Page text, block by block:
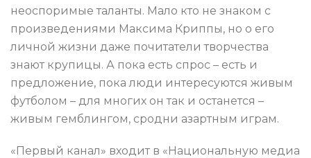
неоспоримые таланты. Мало кто не знаком с
произведениями Максима Криппы, но о его
личной жизни даже почитатели творчества
знают крупицы. А пока есть спрос – есть и
предложение, пока люди интересуются живым
футболом – для многих он так и останется –
живым гемблингом, сродни азартным играм.
«Первый канал» входит в «Национальную медиа